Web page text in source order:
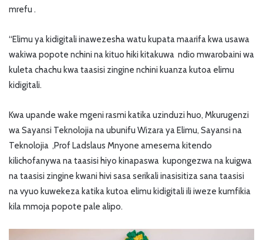
mrefu .
“Elimu ya kidigitali inawezesha watu kupata maarifa kwa usawa
wakiwa popote nchini na kituo hiki kitakuwa ndio mwarobaini wa
kuleta chachu kwa taasisi zingine nchini kuanza kutoa elimu
kidigitali.
Kwa upande wake mgeni rasmi katika uzinduzi huo, Mkurugenzi
wa Sayansi Teknolojia na ubunifu Wizara ya Elimu, Sayansi na
Teknolojia ,Prof Ladslaus Mnyone amesema kitendo
kilichofanywa na taasisi hiyo kinapaswa kupongezwa na kuigwa
na taasisi zingine kwani hivi sasa serikali inasisitiza sana taasisi
na vyuo kuwekeza katika kutoa elimu kidigitali ili iweze kumfikia
kila mmoja popote pale alipo.